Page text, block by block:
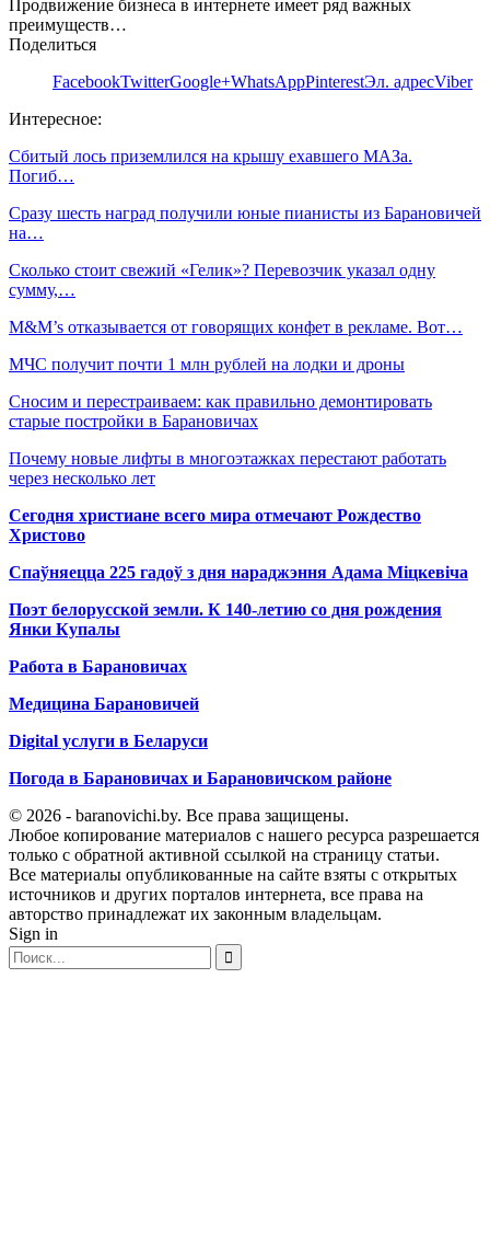
Продвижение бизнеса в интернете имеет ряд важных
преимуществ…
Поделиться
FacebookTwitterGoogle+WhatsAppPinterestЭл. адресViber
Интересное:
Сбитый лось приземлился на крышу ехавшего МАЗа.
Погиб…
Сразу шесть наград получили юные пианисты из Барановичей
на…
Сколько стоит свежий «Гелик»? Перевозчик указал одну
сумму,…
M&M’s отказывается от говорящих конфет в рекламе. Вот…
МЧС получит почти 1 млн рублей на лодки и дроны
Сносим и перестраиваем: как правильно демонтировать
старые постройки в Барановичах
Почему новые лифты в многоэтажках перестают работать
через несколько лет
Сегодня христиане всего мира отмечают Рождество
Христово
Спаўняецца 225 гадоў з дня нараджэння Адама Міцкевіча
Поэт белорусской земли. К 140-летию со дня рождения
Янки Купалы
Работа в Барановичах
Медицина Барановичей
Digital услуги в Беларуси
Погода в Барановичах и Барановичском районе
© 2026 - baranovichi.by. Все права защищены.
Любое копирование материалов с нашего ресурса разрешается
только с обратной активной ссылкой на страницу статьи.
Все материалы опубликованные на сайте взяты с открытых
источников и других порталов интернета, все права на
авторство принадлежат их законным владельцам.
Sign in